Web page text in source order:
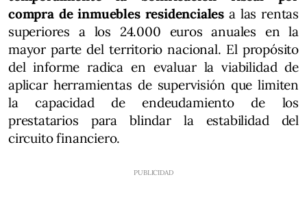
compra de inmuebles residenciales a las rentas
superiores a los 24.000 euros anuales en la
mayor parte del territorio nacional. El propósito
del informe radica en evaluar la viabilidad de
aplicar herramientas de supervisión que limiten
la capacidad de endeudamiento de los
prestatarios para blindar la estabilidad del
circuito financiero.